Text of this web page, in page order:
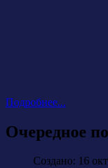
Подробнее...
Очередное
Создано: 16